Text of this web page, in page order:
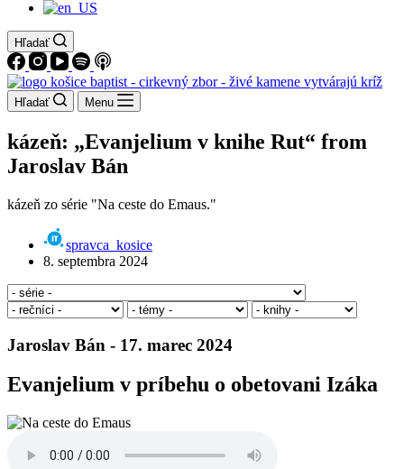
Hľadať
Hľadať Menu
kázeň: „Evanjelium v knihe Rut“ from
Jaroslav Bán
kázeň zo série "Na ceste do Emaus."
spravca_kosice
8. septembra 2024
Jaroslav Bán - 17. marec 2024
Evanjelium v príbehu o obetovani Izáka